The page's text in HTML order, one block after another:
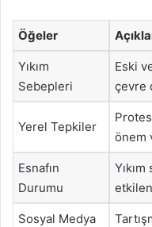
Öğeler
Yıkım
Sebepleri
Eski
çevre
Yerel Tepkiler
önem
Esnafın
Durumu
Sosyal Medya